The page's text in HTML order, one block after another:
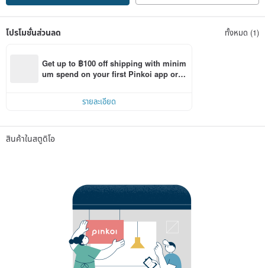
โปรโมชั่นส่วนลด ทั้งหมด (1)
Get up to ฿100 off shipping with minim
um spend on your first Pinkoi app orde
รายละเอียด
สินค้าในสตูดิโอ